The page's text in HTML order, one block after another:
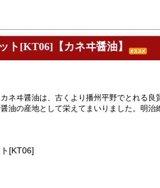
ト[KT06]【カネヰ醤油】
ネヰ醤油は、古くより播州平野でとれる良
油の産地として栄えてまいりました。明治
[KT06]